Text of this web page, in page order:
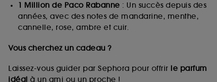
1 Million de Paco Rabanne : Un succès depuis des
années, avec des notes de mandarine, menthe,
cannelle, rose, ambre et cuir.
Vous cherchez un cadeau ?
Laissez-vous guider par Sephora pour offrir le parfum
idéal à un ami ou un proche !